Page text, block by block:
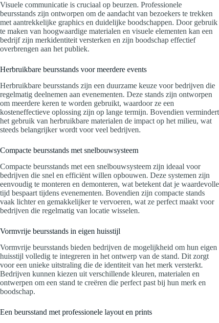
Visuele communicatie is cruciaal op beurzen. Professionele
beursstands zijn ontworpen om de aandacht van bezoekers te trekken
met aantrekkelijke graphics en duidelijke boodschappen. Door gebruik
te maken van hoogwaardige materialen en visuele elementen kan een
bedrijf zijn merkidentiteit versterken en zijn boodschap effectief
overbrengen aan het publiek.
Herbruikbare beursstands voor meerdere events
Herbruikbare beursstands zijn een duurzame keuze voor bedrijven die
regelmatig deelnemen aan evenementen. Deze stands zijn ontworpen
om meerdere keren te worden gebruikt, waardoor ze een
kosteneffectieve oplossing zijn op lange termijn. Bovendien vermindert
het gebruik van herbruikbare materialen de impact op het milieu, wat
steeds belangrijker wordt voor veel bedrijven.
Compacte beursstands met snelbouwsysteem
Compacte beursstands met een snelbouwsysteem zijn ideaal voor
bedrijven die snel en efficiënt willen opbouwen. Deze systemen zijn
eenvoudig te monteren en demonteren, wat betekent dat je waardevolle
tijd bespaart tijdens evenementen. Bovendien zijn compacte stands
vaak lichter en gemakkelijker te vervoeren, wat ze perfect maakt voor
bedrijven die regelmatig van locatie wisselen.
Vormvrije beursstands in eigen huisstijl
Vormvrije beursstands bieden bedrijven de mogelijkheid om hun eigen
huisstijl volledig te integreren in het ontwerp van de stand. Dit zorgt
voor een unieke uitstraling die de identiteit van het merk versterkt.
Bedrijven kunnen kiezen uit verschillende kleuren, materialen en
ontwerpen om een stand te creëren die perfect past bij hun merk en
boodschap.
Een beursstand met professionele layout en prints